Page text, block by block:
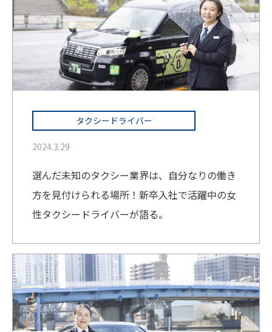
タクシードライバー
2024.3.29
選んだ未知のタクシー業界は、自分なりの働き
方を見付けられる場所！新卒入社で活躍中の女
性タクシードライバーが語る。